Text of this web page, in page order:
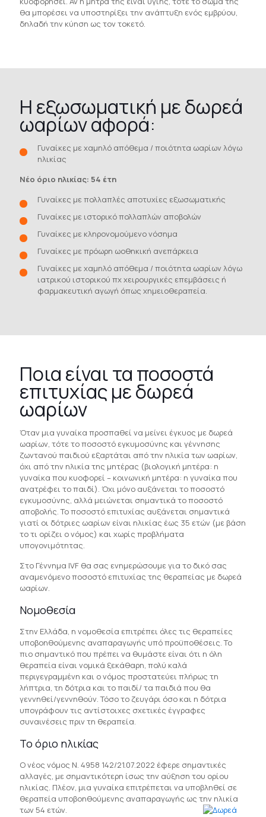
θα μπορέσει να υποστηρίξει την ανάπτυξη ενός εμβρύου,
δηλαδή την κύηση ως τον τοκετό.
Η εξωσωματική με δωρεά
ωαρίων αφορά:
Γυναίκες με χαμηλό απόθεμα / ποιότητα ωαρίων λόγω
ηλικίας
Νέο όριο ηλικίας: 54 έτη
Γυναίκες με πολλαπλές αποτυχίες εξωσωματικής
Γυναίκες με ιστορικό πολλαπλών αποβολών
Γυναίκες με κληρονομούμενο νόσημα
Γυναίκες με πρόωρη ωοθηκική ανεπάρκεια
Γυναίκες με χαμηλό απόθεμα / ποιότητα ωαρίων λόγω
ιατρικού ιστορικού πχ χειρουργικές επεμβάσεις ή
φαρμακευτική αγωγή όπως χημειοθεραπεία.
Ποια είναι τα ποσοστά
επιτυχίας με δωρεά
ωαρίων
Όταν μια γυναίκα προσπαθεί να μείνει έγκυος με δωρεά
ωαρίων, τότε το ποσοστό εγκυμοσύνης και γέννησης
ζωντανού παιδιού εξαρτάται από την ηλικία των ωαρίων,
όχι από την ηλικία της μητέρας (βιολογική μητέρα: η
γυναίκα που κυοφορεί – κοινωνική μητέρα: η γυναίκα που
ανατρέφει το παιδί). Όχι μόνο αυξάνεται το ποσοστό
εγκυμοσύνης, αλλά μειώνεται σημαντικά το ποσοστό
αποβολής. Το ποσοστό επιτυχίας αυξάνεται σημαντικά
γιατί οι δότριες ωαρίων είναι ηλικίας έως 35 ετών (με βάση
το τι ορίζει ο νόμος) και χωρίς προβλήματα
υπογονιμότητας.
Στο Γέννημα IVF θα σας ενημερώσουμε για το δικό σας
αναμενόμενο ποσοστό επιτυχίας της θεραπείας με δωρεά
ωαρίων.
Νομοθεσία
Στην Ελλάδα, η νομοθεσία επιτρέπει όλες τις θεραπείες
υποβοηθούμενης αναπαραγωγής υπό προϋποθέσεις. Το
πιο σημαντικό που πρέπει να θυμάστε είναι ότι η όλη
θεραπεία είναι νομικά ξεκάθαρη, πολύ καλά
περιγεγραμμένη και ο νόμος προστατεύει πλήρως τη
λήπτρια, τη δότρια και το παιδί/ τα παιδιά που θα
γεννηθεί/γεννηθούν. Τόσο το ζευγάρι όσο και η δότρια
υπογράφουν τις αντίστοιχες σχετικές έγγραφες
συναινέσεις πριν τη θεραπεία.
Το όριο ηλικίας
Ο νέος νόμος Ν. 4958 142/21.07.2022 έφερε σημαντικές
αλλαγές, με σημαντικότερη ίσως την αύξηση του ορίου
ηλικίας. Πλέον, μια γυναίκα επιτρέπεται να υποβληθεί σε
θεραπεία υποβοηθούμενης αναπαραγωγής ως την ηλικία
των 54 ετών.